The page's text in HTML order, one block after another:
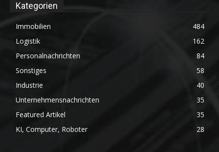
Kategorien
Immobilien
484
Logistik
162
Personalnachrichten
84
Sonstiges
58
Industrie
40
Unternehmensnachrichten
35
Featured Artikel
35
KI, Computer, Roboter
28